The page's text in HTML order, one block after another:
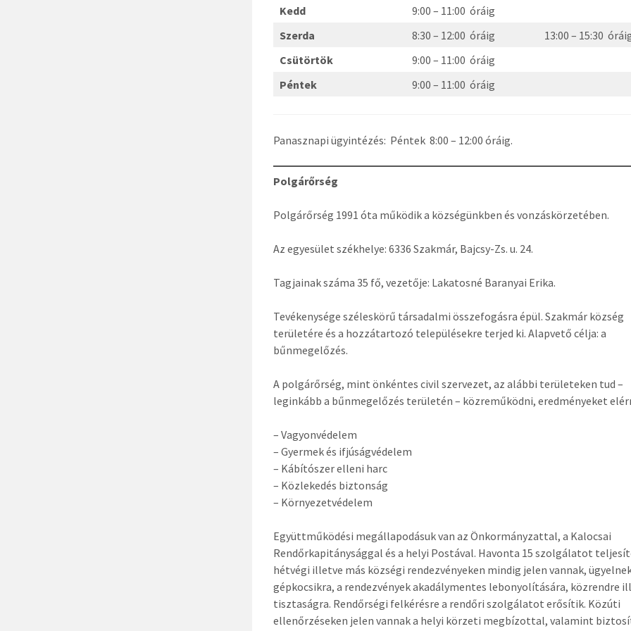
Kedd
9:00 – 11:00 óráig
Szerda
8:30 – 12:00 óráig
13:00 – 15:30
Csütörtök
9:00 – 11:00 óráig
Péntek
9:00 – 11:00 óráig
Panasznapi ügyintézés: Péntek 8:00 – 12:00 óráig.
Polgárőrség
Polgárőrség 1991 óta működik a községünkben és vonzáskörzetében.
Az egyesület székhelye: 6336 Szakmár, Bajcsy-Zs. u. 24.
Tagjainak száma 35 fő, vezetője: Lakatosné Baranyai Erika.
Tevékenysége széleskörű társadalmi összefogásra épül. Szakmár község
területére és a hozzátartozó településekre terjed ki. Alapvető célja: a
bűnmegelőzés.
A polgárőrség, mint önkéntes civil szervezet, az alábbi területeken tud –
leginkább a bűnmegelőzés területén – közreműködni, eredményeket
– Vagyonvédelem
– Gyermek és ifjúságvédelem
– Kábítószer elleni harc
– Közlekedés biztonság
– Környezetvédelem
Együttműködési megállapodásuk van az Önkormányzattal, a Kalocsai
Rendőrkapitánysággal és a helyi Postával. Havonta 15 szolgálatot
hétvégi illetve más községi rendezvényeken mindig jelen vannak,
gépkocsikra, a rendezvények akadálymentes lebonyolítására, közrendre
tisztaságra. Rendőrségi felkérésre a rendőri szolgálatot erősítik. Közúti
ellenőrzéseken jelen vannak a helyi körzeti megbízottal, valamint